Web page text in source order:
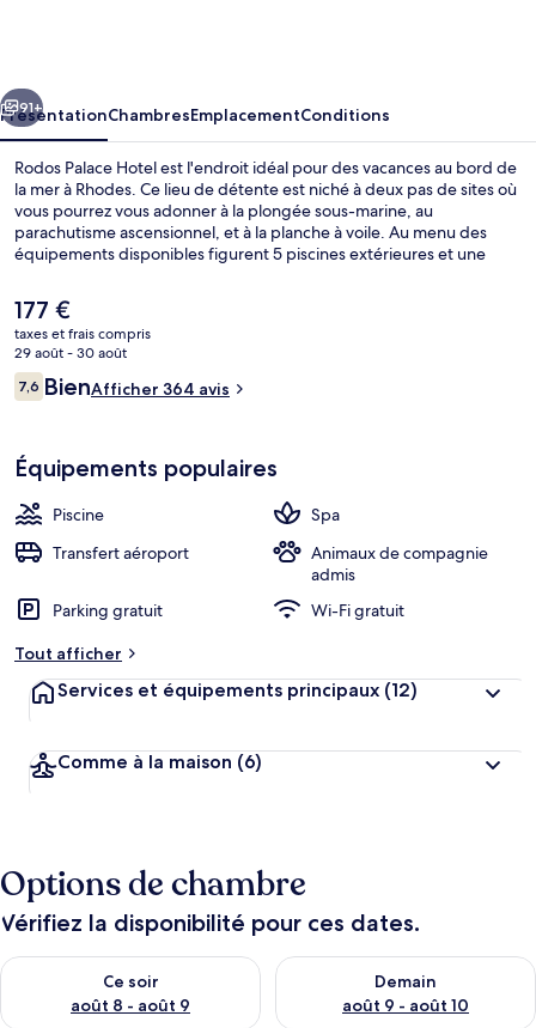
Suivant
91+
PrésentationChambresEmplacementConditions
Rodos Palace Hotel est l'endroit idéal pour des vacances au bord de
la mer à Rhodes. Ce lieu de détente est niché à deux pas de sites où
vous pourrez vous adonner à la plongée sous-marine, au
parachutisme ascensionnel, et à la planche à voile. Au menu des
équipements disponibles figurent 5 piscines extérieures et une
pourrez également prendre soin de vous au spa grâce à des
massages aux pierres chaudes, des soins d'aromathérapie et des
soins d'hydrothérapie. L'établissement La Terasse, l'un des 5
restaurants, sert des spécialités Cuisine internationale et est ouvert
pour le petit déjeuner. Cet hôtel de luxe abrite en outre 3
bars/lounges, un club pour enfants (gratuit) et un bar en bord de
Le
prix
actuel
est
de
177 €
taxes et frais compris
29 août - 30 août
Avis
voyageurs
7,67,6 sur 10
BienAfficher 364 avis
Équipements populaires
Piscine
Spa
Transfert aéroport
Animaux de compagnie
admis
Parking gratuit
Wi-Fi gratuit
Tout afficher
Services et équipements principaux (12)
Comme à la maison (6)
Options de chambre
Vérifiez la disponibilité pour ces dates.
Ce soir
août 8 - août 9
Vérifier la disponibilité pour ce soir août 8 - août 9
Demain
août 9 - août 10
Vérifier la disponibilité pour